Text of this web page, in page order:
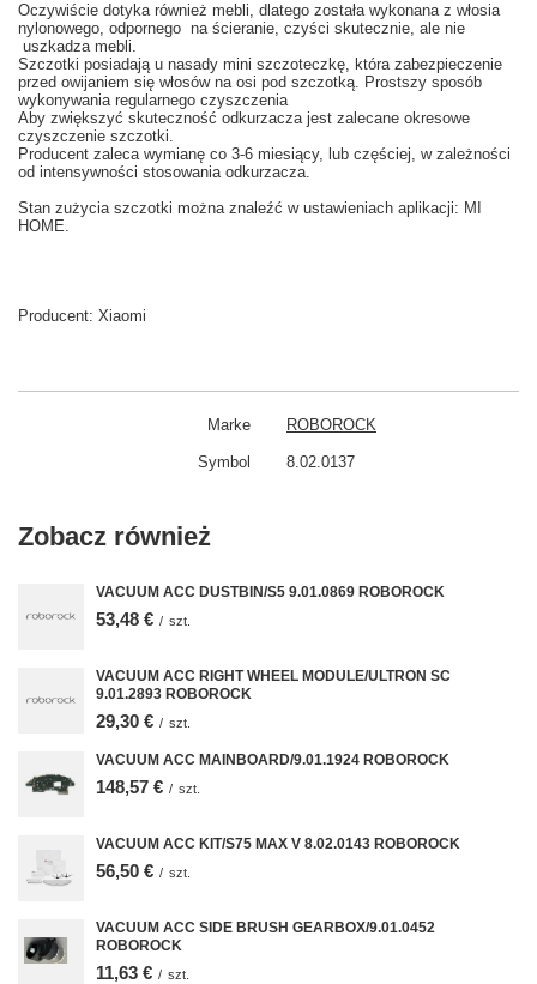
Oczywiście dotyka również mebli, dlatego została wykonana z włosia
nylonowego, odpornego na ścieranie, czyści skutecznie, ale nie
uszkadza mebli.
Szczotki posiadają u nasady mini szczoteczkę, którazabezpieczenie
przed owijaniem się włosów na osi pod szczotką. Prostszy sposób
wykonywania regularnego czyszczenia
Aby zwiększyć skuteczność odkurzacza jest zalecane okresowe
czyszczenie szczotki.
Producent zaleca wymianę co 3-6 miesiący, lub częściej, w zależności
od intensywności stosowania odkurzacza.
Stan zużycia szczotki można znaleźć w ustawieniach aplikacji: MI
HOME.
Producent: Xiaomi
Marke ROBOROCK
Symbol 8.02.0137
Zobacz również
VACUUM ACC DUSTBIN/S5 9.01.0869 ROBOROCK
53,48 € / szt.
VACUUM ACC RIGHT WHEEL MODULE/ULTRON SC
9.01.2893 ROBOROCK
29,30 € / szt.
VACUUM ACC MAINBOARD/9.01.1924 ROBOROCK
148,57 € / szt.
VACUUM ACC KIT/S75 MAX V 8.02.0143 ROBOROCK
56,50 € / szt.
VACUUM ACC SIDE BRUSH GEARBOX/9.01.0452
ROBOROCK
11,63 € / szt.